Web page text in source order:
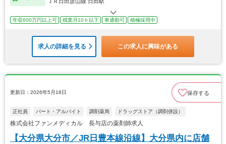
年収600万円以上可 残業月10ｈ以下 車通勤可 積極採用中
求人の詳細を見る この求人に興味がある
更新日：2026年5月18日 保存する
正社員 パート・アルバイト 調剤薬局 ドラッグストア（調剤併設）
株式会社ファンメディカル 長与店の薬剤師求人
【大分県大分市／JR日豊本線沿線】大分県内に店舗